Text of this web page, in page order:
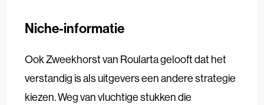
Niche-informatie
Ook Zweekhorst van Roularta gelooft dat het
verstandig is als uitgevers een andere strategie
kiezen. Weg van vluchtige stukken die